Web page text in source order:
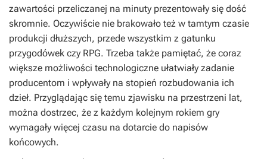
zawartości przeliczanej na minuty prezentowały się dość
skromnie. Oczywiście nie brakowało też w tamtym czasie
produkcji dłuższych, przede wszystkim z gatunku
przygodówek czy RPG. Trzeba także pamiętać, że coraz
większe możliwości technologiczne ułatwiały zadanie
producentom i wpływały na stopień rozbudowania ich
dzieł. Przyglądając się temu zjawisku na przestrzeni lat,
można dostrzec, że z każdym kolejnym rokiem gry
wymagały więcej czasu na dotarcie do napisów
końcowych.